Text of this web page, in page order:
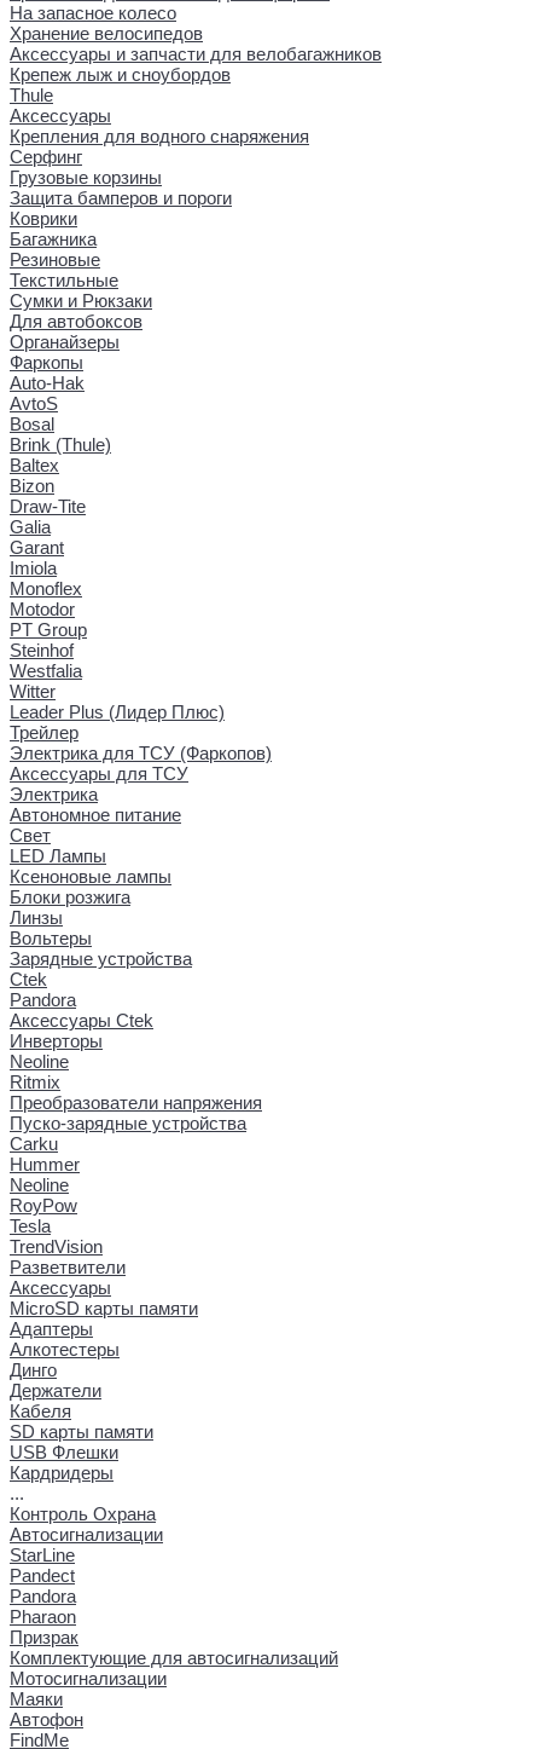
На запасное колесо
Хранение велосипедов
Аксессуары и запчасти для велобагажников
Крепеж лыж и сноубордов
Thule
Аксессуары
Крепления для водного снаряжения
Серфинг
Грузовые корзины
Защита бамперов и пороги
Коврики
Багажника
Резиновые
Текстильные
Сумки и Рюкзаки
Для автобоксов
Органайзеры
Фаркопы
Auto-Hak
AvtoS
Bosal
Brink (Thule)
Baltex
Bizon
Draw-Tite
Galia
Garant
Imiola
Monoflex
Motodor
PT Group
Steinhof
Westfalia
Witter
Leader Plus (Лидер Плюс)
Трейлер
Электрика для ТСУ (Фаркопов)
Аксессуары для ТСУ
Электрика
Автономное питание
Свет
LED Лампы
Ксеноновые лампы
Блоки розжига
Линзы
Вольтеры
Зарядные устройства
Ctek
Pandora
Аксессуары Ctek
Инверторы
Neoline
Ritmix
Преобразователи напряжения
Пуско-зарядные устройства
Carku
Hummer
Neoline
RoyPow
Tesla
TrendVision
Разветвители
Аксессуары
MicroSD карты памяти
Адаптеры
Алкотестеры
Динго
Держатели
Кабеля
SD карты памяти
USB Флешки
Кардридеры
...
Контроль Охрана
Автосигнализации
StarLine
Pandect
Pandora
Pharaon
Призрак
Комплектующие для автосигнализаций
Мотосигнализации
Маяки
Автофон
FindMe